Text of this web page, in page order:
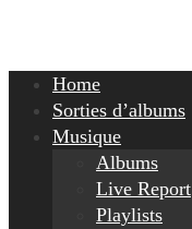
Home
Sorties d’albums
Musique
Albums
Live Report
Playlists